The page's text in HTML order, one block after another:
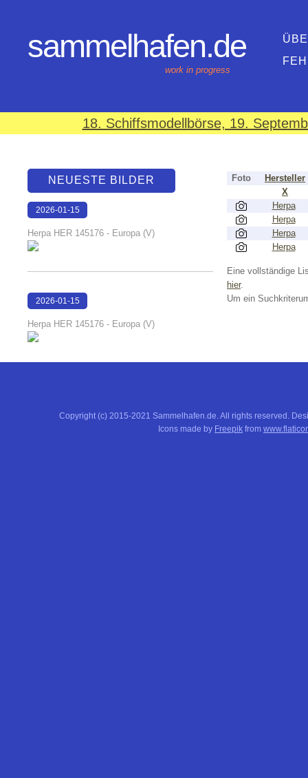
sammelhafen.de
work in progress
18. Schiffsmodellbörse, 19.
Foto
Hersteller
X
Herpa
Herpa
Herpa
Herpa
Eine vollständige
hier.
Um ein
NEUESTE BILDER
2026-01-15
Herpa HER 145176 - Europa (V)
2026-01-15
Herpa HER 145176 - Europa (V)
Copyright (c) 2015-2021 Sammelhafen.de. All rights reserved.
Icons made by Freepik from